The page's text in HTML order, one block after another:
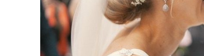
Gründe
dafür